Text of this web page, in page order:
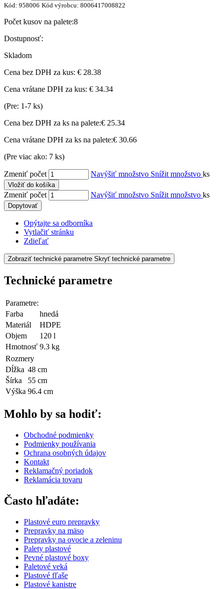
Kód: 958006 Kód výrobcu: 8006417008822
Počet kusov na palete:8
Dostupnosť:
Skladom
Cena bez DPH za kus: € 28.38
Cena vrátane DPH za kus: € 34.34
(Pre: 1-7 ks)
Cena bez DPH za ks na palete:€ 25.34
Cena vrátane DPH za ks na palete:€ 30.66
(Pre viac ako: 7 ks)
Zmeniť počet Navýšiť množstvo Snížit množstvo ks
Vložiť do košíka
Zmeniť počet Navýšiť množstvo Snížit množstvo ks
Dopytovať
Opýtajte sa odborníka
Vytlačiť stránku
Zdieľať
Zobraziť technické parametre Skryť technické parametre
Technické parametre
Parametre:
Farba
hnedá
Materiál
HDPE
Objem
120 l
Hmotnosť 9.3 kg
Rozmery
Dĺžka 48 cm
Šírka
55 cm
Výška 96.4 cm
Mohlo by sa hodiť:
Obchodné podmienky
Podmienky používania
Ochrana osobných údajov
Kontakt
Reklamačný poriadok
Reklamácia tovaru
Často hľadáte:
Plastové euro prepravky
Prepravky na mäso
Prepravky na ovocie a zeleninu
Palety plastové
Pevné plastové boxy
Paletové veká
Plastové fľaše
Plastové kanistre